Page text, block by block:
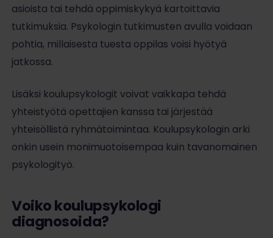
asioista tai tehdä oppimiskykyä kartoittavia
tutkimuksia. Psykologin tutkimusten avulla voidaan
pohtia, millaisesta tuesta oppilas voisi hyötyä
jatkossa.
Lisäksi koulupsykologit voivat vaikkapa tehdä
yhteistyötä opettajien kanssa tai järjestää
yhteisöllistä ryhmätoimintaa. Koulupsykologin arki
onkin usein monimuotoisempaa kuin tavanomainen
psykologityö.
Voiko koulupsykologi
diagnosoida?